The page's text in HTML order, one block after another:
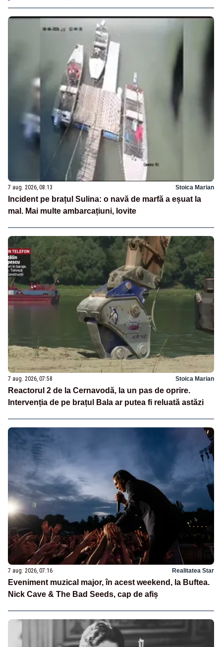
7 aug. 2026, 08:13 Stoica Marian
Incident pe brațul Sulina: o navă de marfă a eșuat la
mal. Mai multe ambarcațiuni, lovite
7 aug. 2026, 07:58 Stoica Marian
Reactorul 2 de la Cernavodă, la un pas de oprire.
Intervenția de pe brațul Bala ar putea fi reluată astăzi
7 aug. 2026, 07:16 Realitatea Star
Eveniment muzical major, în acest weekend, la Buftea.
Nick Cave & The Bad Seeds, cap de afiș